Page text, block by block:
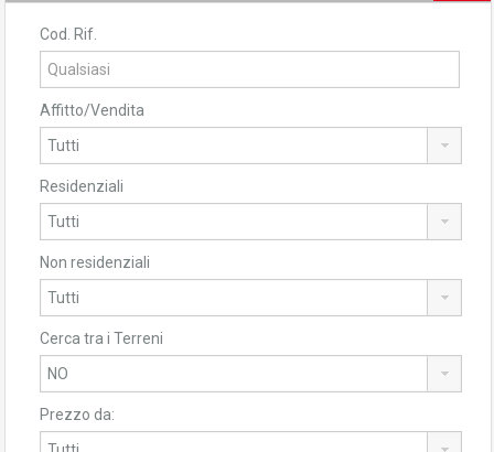
Cod. Rif.
Affitto/Vendita
Residenziali
Non residenziali
Cerca tra i Terreni
Prezzo da: